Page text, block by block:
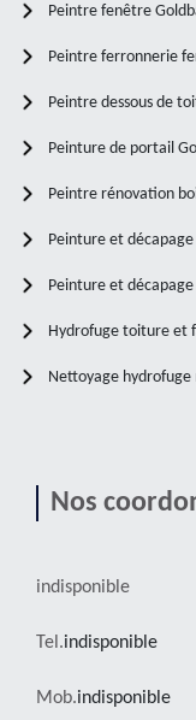
Peintre fenêtre
Peintre ferronnerie
Peintre dessous de
Peinture de portail
Peintre rénovation
Peinture et
Peinture et
Hydrofuge toiture et
Nettoyage
Nos
indisponible
Tel.indisponible
Mob.indisponible